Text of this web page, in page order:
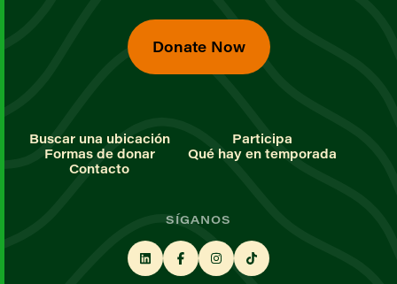
Donate Now
Buscar una ubicación
Participa
Formas de donar
Qué hay en temporada
Contacto
SÍGANOS